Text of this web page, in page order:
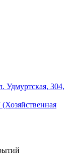
Удмуртская, 304,